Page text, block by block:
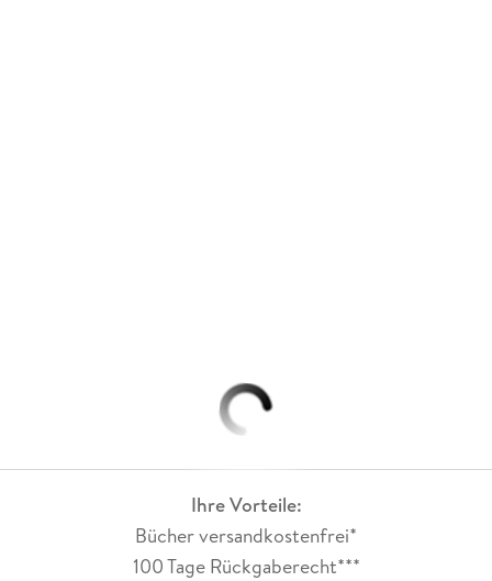
Ihre Vorteile:
Bücher versandkostenfrei*
100 Tage Rückgaberecht***